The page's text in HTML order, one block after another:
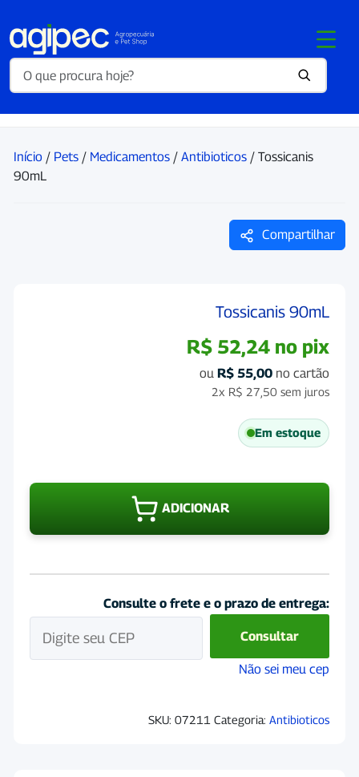
Início / Pets / Medicamentos / Antibioticos / Tossicanis
90mL
Compartilhar
Tossicanis 90mL
R$ 52,24 no pix
ou R$ 55,00 no cartão
2x R$ 27,50 sem juros
Em estoque
ADICIONAR
Consulte o frete e o prazo de entrega:
Consultar
Não sei meu cep
SKU: 07211 Categoria: Antibioticos